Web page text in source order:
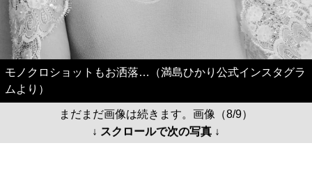
モノクロショットもお洒落…（満島ひかり公式インスタグラ
ムより）
まだまだ画像は続きます。画像（8/9）
↓ スクロールで次の写真 ↓